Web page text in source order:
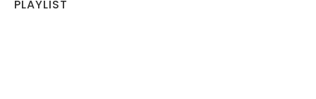
PLAYLIST